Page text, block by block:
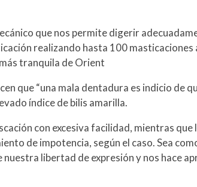
que nos permite digerir
realizando hasta 100
tranquila de Orient
que “una mala dentadura es indicio de
índice de bilis amarilla.
con excesiva facilidad, mientras
de impotencia, según el caso. Sea
libertad de expresión y nos hace